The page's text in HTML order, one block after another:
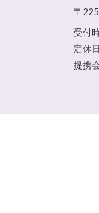
〒
受付
定休
提携